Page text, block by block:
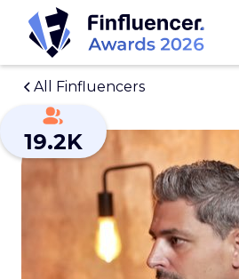
All Finfluencers
19.2K